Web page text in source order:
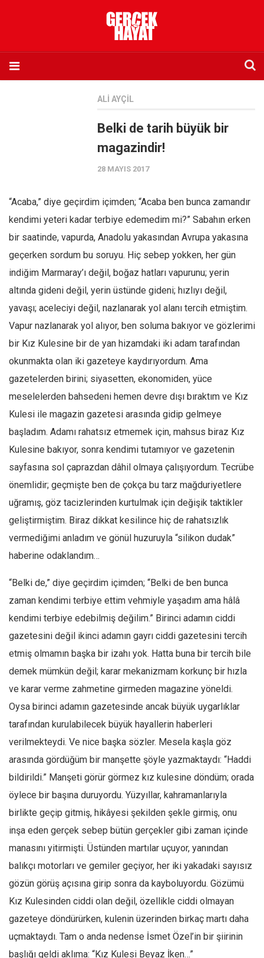
Abone olmak istiyorum
Sosyal Medya
Twitter
Facebook
Instagram
YouTube
Editörden
Mahmut Toptaş
Yvonne Ridley
Barış Tarımcıoğlu
Ömer Kayani
Yusuf Armağan
Hasanali Yıldırım
Leyla Şerif Emin
Selçuk Türkyılmaz
Mehmet Ali Tekin
Amina S. Jenenkovic
Bağdagül Öz
Esra Elönü
» Yazar arşivi
Bu Sayı
Tüm Sayılar
Kategoriler
Kültür Sanat
Kitap
Karisi kitap sualleri
Ekonomi
Spor
Manzara
Sağlık
Gıda-Beslenme
Hayat
Türkiye
Siyaset
ALI AYÇIL
Belki de tarih büyük bir
magazindir!
28 MAYIS 2017
“Acaba,” diye geçirdim içimden; “Acaba ben bunca zamandır
kendimi yeteri kadar terbiye edemedim mi?” Sabahın erken
bir saatinde, vapurda, Anadolu yakasından Avrupa yakasına
geçerken sordum bu soruyu. Hiç sebep yokken, her gün
indiğim Marmaray’ı değil, boğaz hatları vapurunu; yerin
altında gideni değil, yerin üstünde gideni; hızlıyı değil,
yavaşı; aceleciyi değil, nazlanarak yol alanı tercih etmiştim.
Vapur nazlanarak yol alıyor, ben soluma bakıyor ve gözlerimi
bir Kız Kulesine bir de yan hizamdaki iki adam tarafından
okunmakta olan iki gazeteye kaydırıyordum. Ama
gazetelerden birini; siyasetten, ekonomiden, yüce
meselelerden bahsedeni hemen devre dışı bıraktım ve Kız
Kulesi ile magazin gazetesi arasında gidip gelmeye
başladım. Adamı rahatsız etmemek için, mahsus biraz Kız
Kulesine bakıyor, sonra kendimi tutamıyor ve gazetenin
sayfasına sol çaprazdan dâhil olmaya çalışıyordum. Tecrübe
önemlidir; geçmişte ben de çokça bu tarz mağduriyetlere
uğramış, göz tacizlerinden kurtulmak için değişik taktikler
geliştirmiştim. Biraz dikkat kesilince hiç de rahatsızlık
vermediğimi anladım ve gönül huzuruyla “silikon dudak”
haberine odaklandım…
“Belki de,” diye geçirdim içimden; “Belki de ben bunca
zaman kendimi terbiye ettim vehmiyle yaşadım ama hâlâ
kendimi terbiye edebilmiş değilim.” Birinci adamın ciddi
gazetesini değil ikinci adamın gayrı ciddi gazetesini tercih
etmiş olmamın başka bir izahı yok. Hatta buna bir tercih bile
demek mümkün değil; karar mekanizmam korkunç bir hızla
ve karar verme zahmetine girmeden magazine yöneldi.
Oysa birinci adamın gazetesinde ancak büyük uygarlıklar
tarafından kurulabilecek büyük hayallerin haberleri
verilmekteydi. Ve nice başka sözler. Mesela kaşla göz
arasında gördüğüm bir manşette şöyle yazmaktaydı: “Haddi
bildirildi.” Manşeti görür görmez kız kulesine döndüm; orada
öylece bir başına duruyordu. Yüzyıllar, kahramanlarıyla
birlikte geçip gitmiş, hikâyesi şekilden şekle girmiş, onu
inşa eden gerçek sebep bütün gerçekler gibi zaman içinde
manasını yitirmişti. Üstünden martılar uçuyor, yanından
balıkçı motorları ve gemiler geçiyor, her iki yakadaki sayısız
gözün görüş açısına girip sonra da kayboluyordu. Gözümü
Kız Kulesinden ciddi olan değil, özellikle ciddi olmayan
gazeteye döndürürken, kulenin üzerinden birkaç martı daha
uçmaktaydı. Tam o anda nedense İsmet Özel’in bir şiirinin
başlığı geldi aklıma: “Kız Kulesi Beyaz İken…”